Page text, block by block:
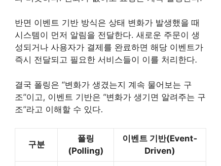
반면 이벤트 기반 방식은 상태 변화가 발생했을 때
시스템이 먼저 알림을 전달한다. 새로운 주문이 생
성되거나 사용자가 결제를 완료하면 해당 이벤트가
즉시 전달되고 필요한 서비스들이 이를 처리한다.
결국 폴링은 “변화가 생겼는지 계속 물어보는 구
조”이고, 이벤트 기반은 “변화가 생기면 알려주는 구
조”라고 이해할 수 있다.
구분
폴링
(Polling)
이벤트 기반(Event-
Driven)